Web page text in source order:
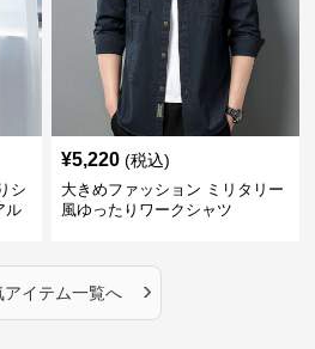
シ
ル
¥5,220 (税込)
大きめファッション ミリタリー
風ゆったりワークシャツ
アイテム一覧へ ›